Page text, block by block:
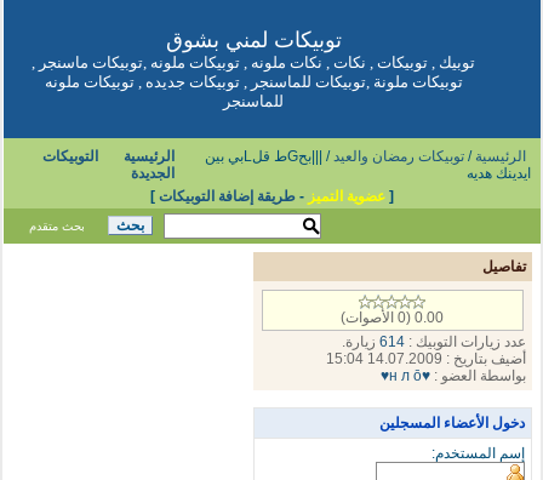
توبيكات لمني بشوق
توبيك , توبيكات, نكات, نكات ملونه , توبيكات ملونه ,توبيكات ماسنجر ,
توبيكات ملونة ,توبيكات للماسنجر ,توبيكات جديده ,توبيكات ملونه
للماسنجر
الرئيسية /توبيكات رمضان والعيد
/ |||بحGط قلLبي بين
ايدينك هديه
الرئيسية
التوبيكات
الجديدة
[ عضوية التميز - طريقة إضافة التوبيكات ]
بحث متقدم
تفاصيل
0.00 (0 الأصوات)
عدد زيارات التوبيك :614 زيارة.
أضيف بتاريخ : 14.07.2009 15:04
بواسطة العضو :♥н л ō♥
دخول الأعضاء المسجلين
إسم المستخدم: